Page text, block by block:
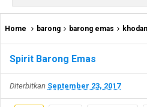
Home barong barong emas
Spirit Barong Emas
Diterbitkan September 23, 2017